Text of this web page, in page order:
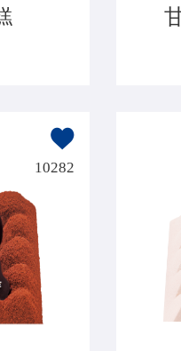
10282